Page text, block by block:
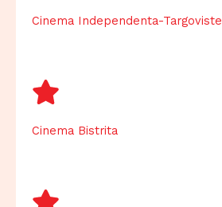
Cinema Independenta-Targoviste
Cinema Bistrita